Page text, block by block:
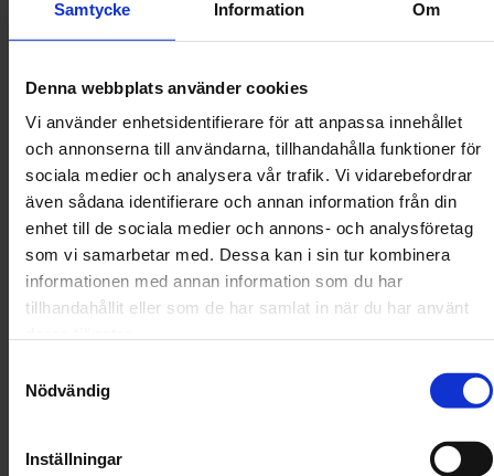
Samtycke Information Om
Denna webbplats använder cookies
Vi använder enhetsidentifierare för att anpassa innehållet
och annonserna till användarna, tillhandahålla funktioner för
sociala medier och analysera vår trafik. Vi vidarebefordrar
även sådana identifierare och annan information från din
enhet till de sociala medier och annons- och analysföretag
som vi samarbetar med. Dessa kan i sin tur kombinera
informationen med annan information som du har
tillhandahållit eller som de har samlat in när du har använt
Nödvändig
Inställningar
tillförlitlig och personlig partner
att jobba med. Dom la ner stor
intressenter, vi hade
Freja deltog på möten med
intressenter.
Hans & Lena Skoglund
Läs mer